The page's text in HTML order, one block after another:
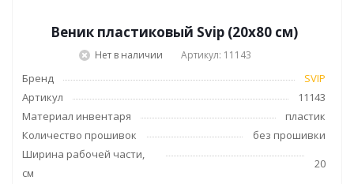
Веник пластиковый Svip (20х80 см)
Нет в наличии Артикул: 11143
Бренд
SVIP
Артикул
11143
Материал инвентаря
пластик
Количество прошивок
без прошивки
Ширина рабочей части,
см
20